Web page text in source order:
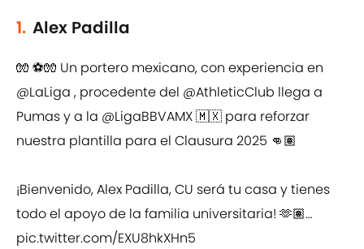
1. Alex Padilla
🧤 ⚽️🧤 Un portero mexicano, con experiencia en
@LaLiga , procedente del @AthleticClub llega a
Pumas y a la @LigaBBVAMX🇲🇽 para reforzar
nuestra plantilla para el Clausura 2025 👊🏽
¡Bienvenido, Alex Padilla, CU será tu casa y tienes
todo el apoyo de la familia universitaria! 🫶🏽…
pic.twitter.com/EXU8hkXHn5